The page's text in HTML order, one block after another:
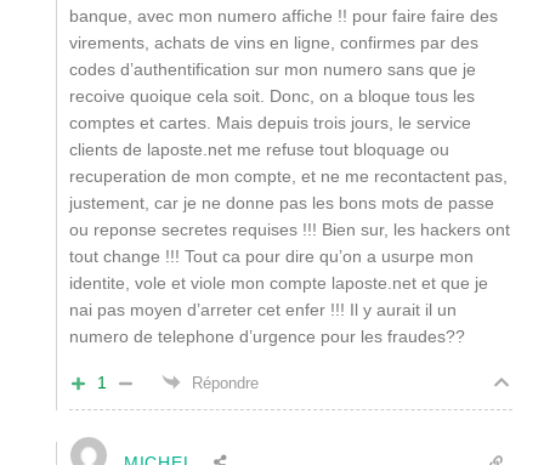
banque, avec mon numero affiche !! pour faire faire des
virements, achats de vins en ligne, confirmes par des
codes d’authentification sur mon numero sans que je
recoive quoique cela soit. Donc, on a bloque tous les
comptes et cartes. Mais depuis trois jours, le service
clients de laposte.net me refuse tout bloquage ou
recuperation de mon compte, et ne me recontactent pas,
justement, car je ne donne pas les bons mots de passe
ou reponse secretes requises !!! Bien sur, les hackers ont
tout change !!! Tout ca pour dire qu’on a usurpe mon
identite, vole et viole mon compte laposte.net et que je
nai pas moyen d’arreter cet enfer !!! Il y aurait il un
numero de telephone d’urgence pour les fraudes??
1 Répondre